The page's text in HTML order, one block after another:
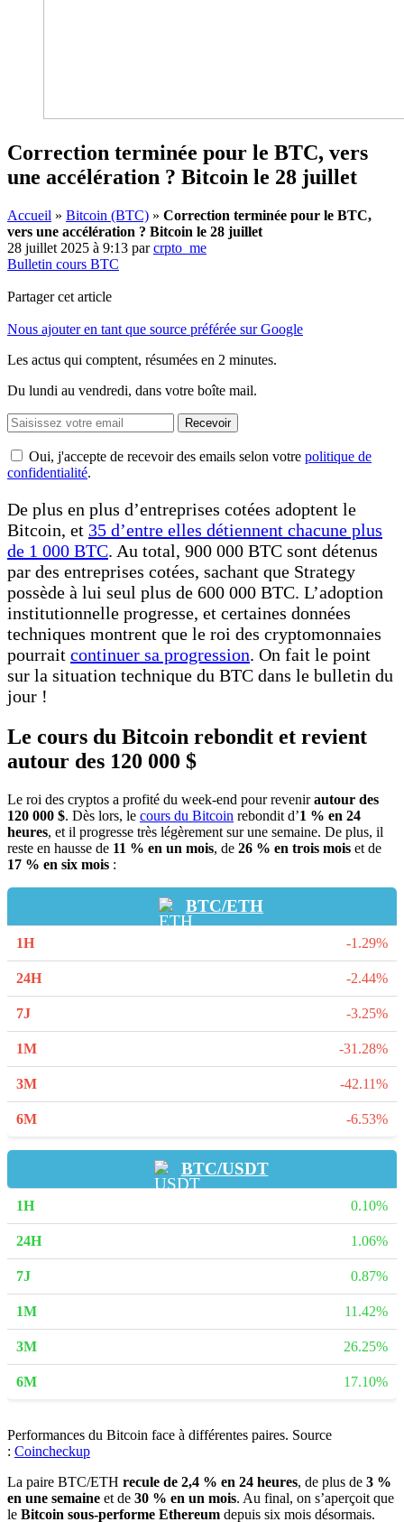
Correction terminée pour le BTC, vers
une accélération ? Bitcoin le 28 juillet
Accueil » Bitcoin (BTC) » Correction terminée pour le BTC,
vers une accélération ? Bitcoin le 28 juillet
28 juillet 2025 à 9:13 parcrpto_me
Bulletin cours BTC
Partager cet article
Nous ajouter en tant que source préférée sur Google
Les actus qui comptent, résumées en 2 minutes.
Du lundi au vendredi, dans votre boîte mail.
Recevoir
Oui, j'accepte de recevoir des emails selon votre politique de
confidentialité.
De plus en plus d’entreprises cotées adoptent le
Bitcoin, et 35 d’entre elles détiennent chacune plus
de 1 000 BTC. Au total, 900 000 BTC sont détenus
par des entreprises cotées, sachant que Strategy
possède à lui seul plus de 600 000 BTC. L’adoption
institutionnelle progresse, et certaines données
techniques montrent que le roi des cryptomonnaies
pourrait continuer sa progression. On fait le point
sur la situation technique du BTC dans le bulletin du
jour !
Le cours du Bitcoin rebondit et revient
autour des 120 000 $
Le roi des cryptos a profité du week-end pour revenirautour des
120 000 $. Dès lors, le cours du Bitcoin rebondit d’1 % en 24
heures, et il progresse très légèrement sur une semaine. De plus, il
reste en hausse de 11 % en un mois, de 26 % en trois mois et de
17 % en six mois :
BTC/ETH
-1.29%
-2.44%
-3.25%
-31.28%
-42.11%
-6.53%
BTC/USDT
0.10%
1.06%
0.87%
11.42%
26.25%
17.10%
Performances du Bitcoin face à différentes paires. Source
: Coincheckup
La paire BTC/ETH recule de 2,4 % en 24 heures, de plus de 3 %
en une semaine et de 30 % en un mois. Au final, on s’aperçoit que
le Bitcoin sous-performe Ethereum depuis six mois désormais.